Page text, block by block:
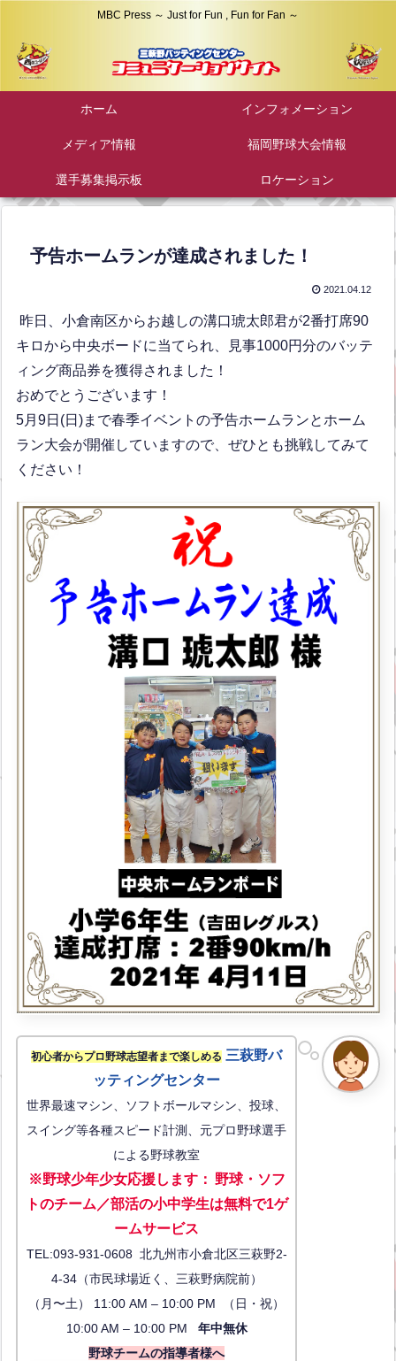
MBC Press ～ Just for Fun , Fun for Fan ～
ホーム インフォメーション
メディア情報 福岡野球大会情報
選手募集掲示板 ロケーション
予告ホームランが達成されました！
2021.04.12
昨日、小倉南区からお越しの溝口琥太郎君が2番打席90
キロから中央ボードに当てられ、見事1000円分のバッテ
ィング商品券を獲得されました！
おめでとうございます！
5月9日(日)まで春季イベントの予告ホームランとホーム
ラン大会が開催していますので、ぜひとも挑戦してみて
ください！
初心者からプロ野球志望者まで楽しめる 三萩野バ
ッティングセンター
世界最速マシン、ソフトボールマシン、投球、
スイング等各種スピード計測、元プロ野球選手
による野球教室
※野球少年少女応援します： 野球・ソフ
トのチーム／部活の小中学生は無料で1ゲ
ームサービス
TEL:093-931-0608 北九州市小倉北区三萩野2-
4-34（市民球場近く、三萩野病院前）
（月〜土） 11:00 AM – 10:00 PM （日・祝）
10:00 AM – 10:00 PM 年中無休
野球チームの指導者様へ